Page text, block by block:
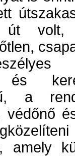
út volt,
és
a
védőnő
amely